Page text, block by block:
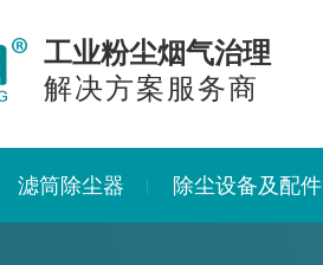
工业粉尘烟气治理
解决方案服务商
滤筒除尘器 除尘设备及配件